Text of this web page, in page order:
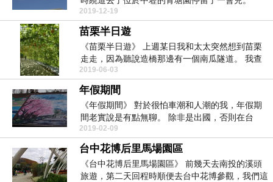
對...
2019-12-19
苗栗半日遊
《苗栗半日遊》 上週某日我和太太突然想到苗栗
走走，因為聽說造橋那邊有一個南瓜隧道。 我查
了一...
2019-06-03
年假期間
《年假期間》 對於很怕車潮和人潮的我，年假期
間老實說是有點無聊。 除非是出國，否則在台
灣...
2019-02-09
台中花博后里馬場園區
《台中花博后里馬場園區》 前幾天去南投的溪頭
旅遊，第二天回程時順便去台中花博參觀，我們這